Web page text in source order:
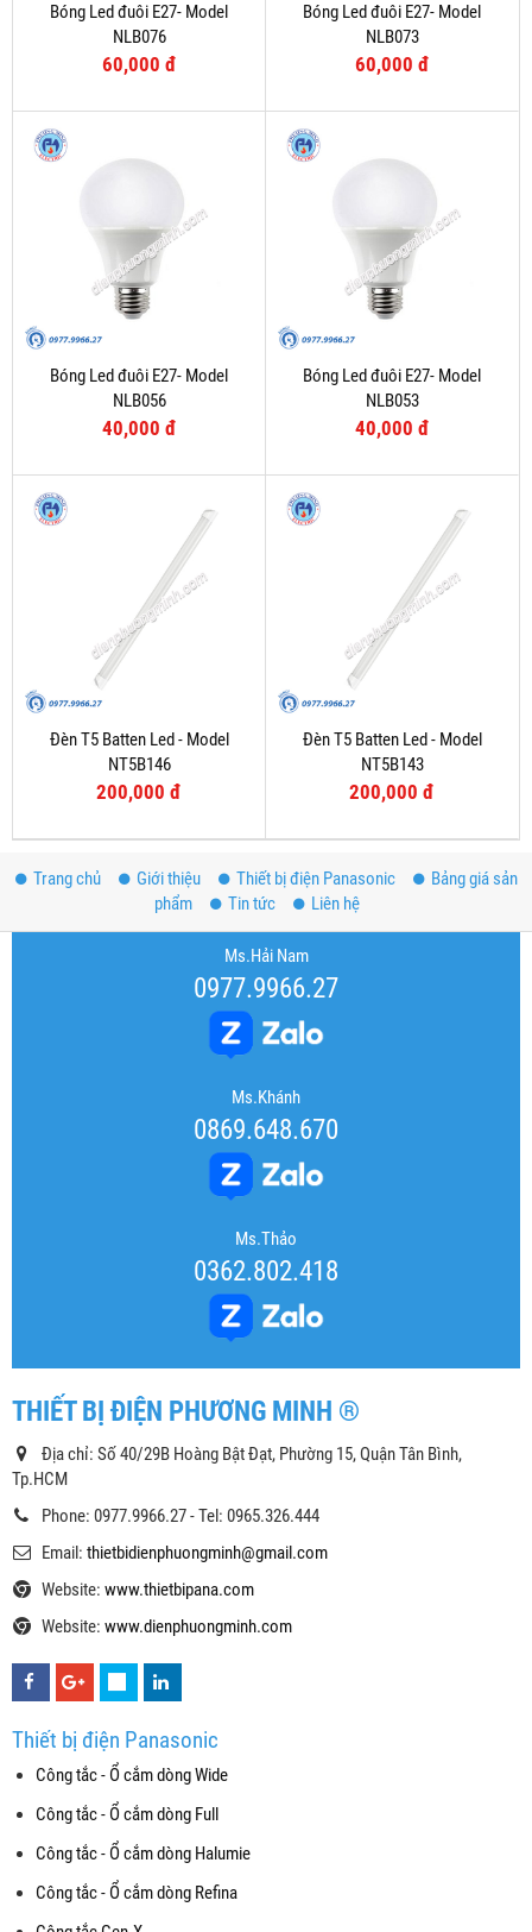
Bóng Led đuôi E27- Model
NLB076
60,000 đ
Bóng Led đuôi E27- Model
NLB073
60,000 đ
Bóng Led đuôi E27- Model
NLB056
40,000 đ
Bóng Led đuôi E27- Model
NLB053
40,000 đ
Đèn T5 Batten Led - Model
NT5B146
200,000 đ
Đèn T5 Batten Led - Model
NT5B143
200,000 đ
Trang chủ Giới thiệu Thiết bị điện Panasonic
Bảng giá sản
phẩm
Tin tức Liên hệ
Ms.Hải Nam
0977.9966.27
Ms.Khánh
0869.648.670
Ms.Thảo
0362.802.418
THIẾT BỊ ĐIỆN PHƯƠNG MINH ®
Địa chỉ: Số 40/29B Hoàng Bật Đạt, Phường 15, Quận Tân Bình,
Tp.HCM
Phone: 0977.9966.27 - Tel: 0965.326.444
Email: thietbidienphuongminh@gmail.com
Website: www.thietbipana.com
Website: www.dienphuongminh.com
Thiết bị điện Panasonic
Công tắc - Ổ cắm dòng Wide
Công tắc - Ổ cắm dòng Full
Công tắc - Ổ cắm dòng Halumie
Công tắc - Ổ cắm dòng Refina